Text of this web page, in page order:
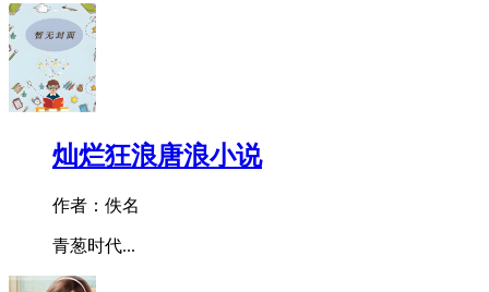
灿烂狂浪唐浪小说
作者：佚名
青葱时代...